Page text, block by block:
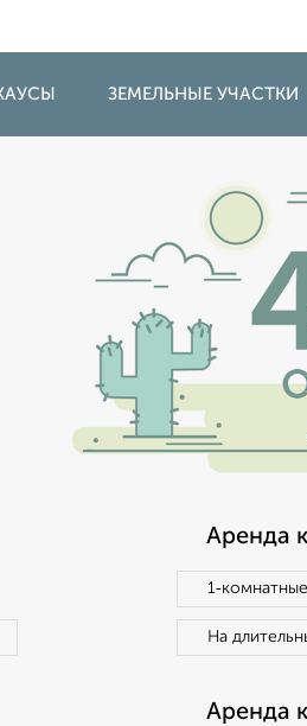
ЗЕМЕЛЬНЫЕ УЧАСТКИ
Аренда
1‑комнатные
На
Аренда